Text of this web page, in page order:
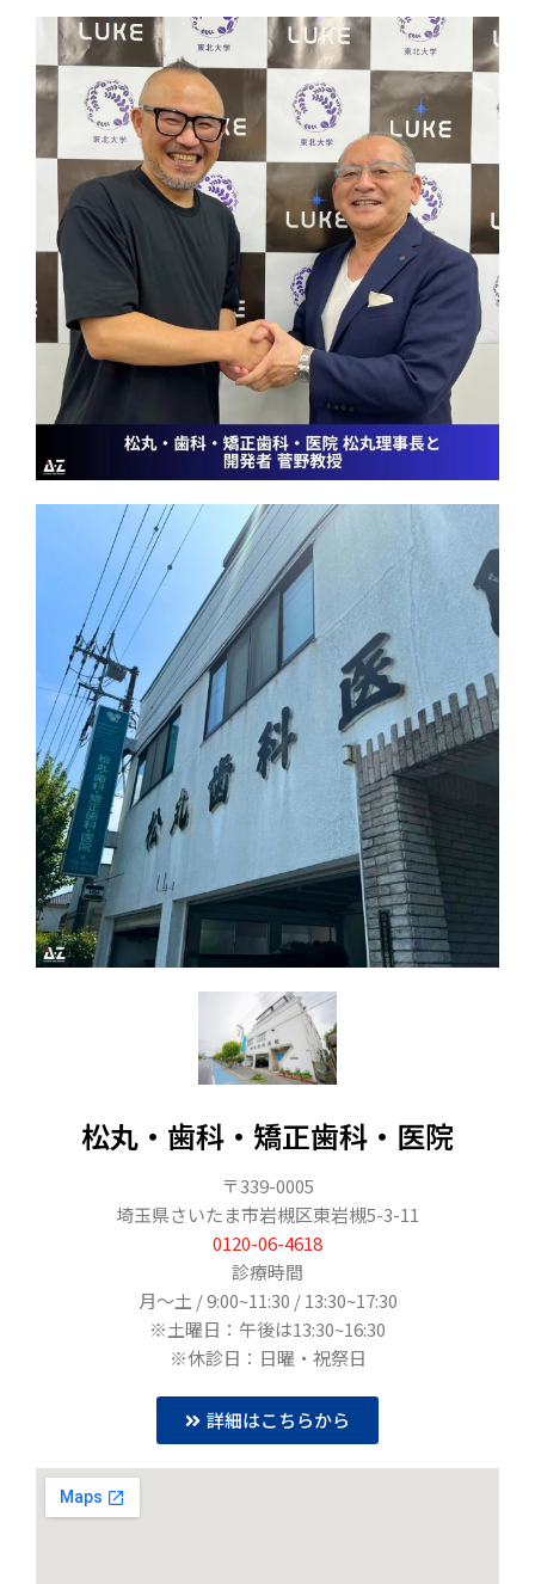
松丸・歯科・矯正歯科・医院
〒339-0005
埼玉県さいたま市岩槻区東岩槻5-3-11
0120-06-4618
診療時間
月〜土 / 9:00~11:30 / 13:30~17:30
※土曜日：午後は13:30~16:30
※休診日：日曜・祝祭日
詳細はこちらから